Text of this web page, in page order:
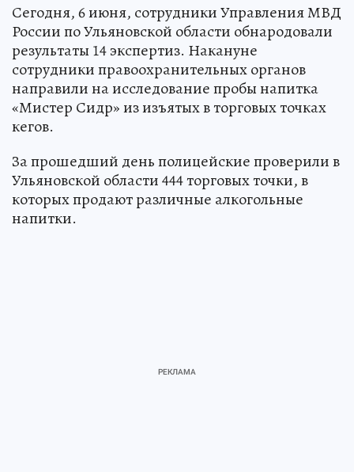
Сегодня, 6 июня, сотрудники Управления МВД
России по Ульяновской области обнародовали
результаты 14 экспертиз. Накануне
сотрудники правоохранительных органов
направили на исследование пробы напитка
«Мистер Сидр» из изъятых в торговых точках
кегов.
За прошедший день полицейские проверили в
Ульяновской области 444 торговых точки, в
которых продают различные алкогольные
напитки.